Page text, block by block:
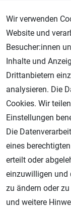
Unsere
Airbrush-City
Fachhandel für:
Modellbau-
Modellbau Shop
Plotter-City
Schneideplotter,
Im Shop
Wir verwenden
Website und
Besucher:innen
Inhalte und
Drittanbietern
analysieren. Die
Cookies. Wir
Einstellungen
Die
eines
erteilt oder
einzuwilligen und
zu ändern oder
und weitere